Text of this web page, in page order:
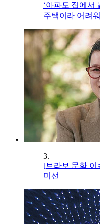
‘아파도 집에서
주택이라 어려워
3.
[브라보 문화 이
미선